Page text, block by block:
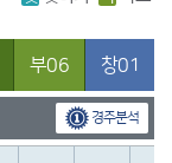
부06 창01
경주분석